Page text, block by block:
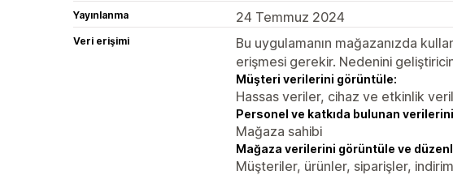
Yayınlanma 24 Temmuz 2024
Veri erişimi
Bu uygulamanın mağazanızda
erişmesi gerekir. Nedenini
Müşteri verilerini görüntüle:
Hassas veriler, cihaz ve etkinlik
Personel ve katkıda bulunan
Mağaza sahibi
Mağaza verilerini görüntüle ve
Müşteriler, ürünler, siparişler,